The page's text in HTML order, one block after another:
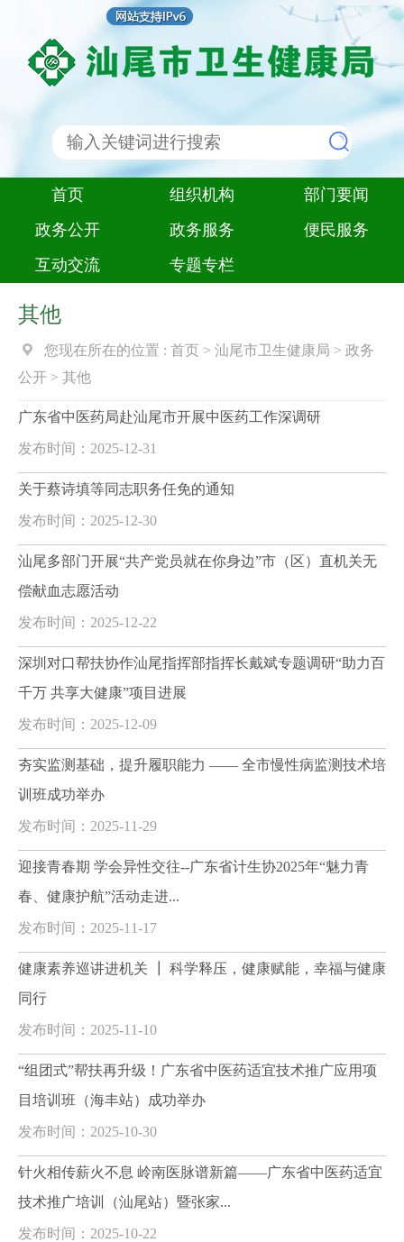
首页 组织机构
部门要闻
政务公开
政务服务
便民服务
互动交流
专题专栏
其他
您现在所在的位置 : 首页 > 汕尾市卫生健康局 > 政务
公开 > 其他
广东省中医药局赴汕尾市开展中医药工作深调研
发布时间：2025-12-31
关于蔡诗填等同志职务任免的通知
发布时间：2025-12-30
汕尾多部门开展“共产党员就在你身边”市（区）直机关无
偿献血志愿活动
发布时间：2025-12-22
深圳对口帮扶协作汕尾指挥部指挥长戴斌专题调研“助力百
千万 共享大健康”项目进展
发布时间：2025-12-09
夯实监测基础，提升履职能力 —— 全市慢性病监测技术培
训班成功举办
发布时间：2025-11-29
迎接青春期 学会异性交往--广东省计生协2025年“魅力青
春、健康护航”活动走进...
发布时间：2025-11-17
健康素养巡讲进机关 ┃ 科学释压，健康赋能，幸福与健康
同行
发布时间：2025-11-10
“组团式”帮扶再升级！广东省中医药适宜技术推广应用项
目培训班（海丰站）成功举办
发布时间：2025-10-30
针火相传薪火不息 岭南医脉谱新篇——广东省中医药适宜
技术推广培训（汕尾站）暨张家...
发布时间：2025-10-22